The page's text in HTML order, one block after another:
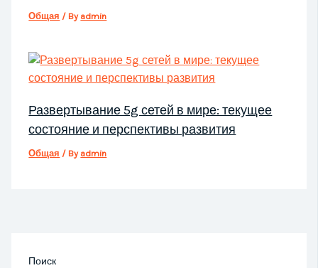
Общая / By admin
Развертывание 5g сетей в мире: текущее
состояние и перспективы развития
Общая / By admin
Поиск